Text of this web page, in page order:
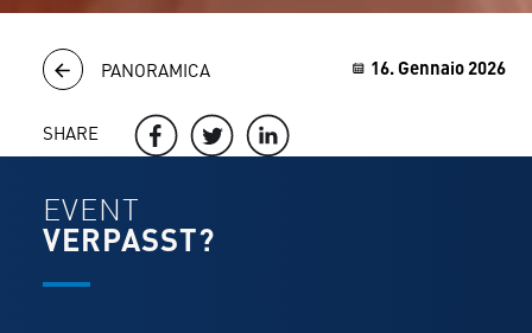
PANORAMICA
SHARE
16. Gennaio 2026
EVENT
VERPASST?